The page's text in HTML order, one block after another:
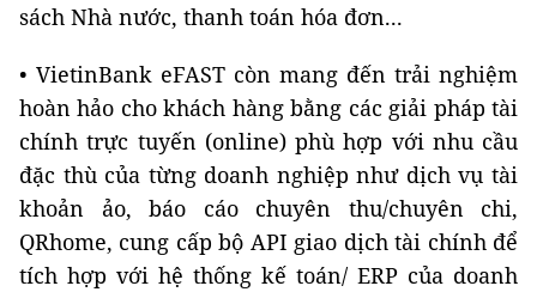
sách Nhà nước, thanh toán hóa đơn...
• VietinBank eFAST còn mang đến trải nghiệm
hoàn hảo cho khách hàng bằng các giải pháp tài
chính trực tuyến (online) phù hợp với nhu cầu
đặc thù của từng doanh nghiệp như dịch vụ tài
khoản ảo, báo cáo chuyên thu/chuyên chi,
QRhome, cung cấp bộ API giao dịch tài chính để
tích hợp với hệ thống kế toán/ ERP của doanh